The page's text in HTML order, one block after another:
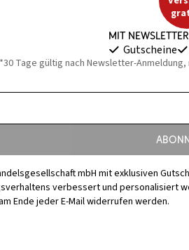
Mit
Gutscheine
*30 Tage gültig nach Newsletter-
mbH mit exklusiven
verbessert und personalisiert
Ende jeder E-Mail widerrufen werden.